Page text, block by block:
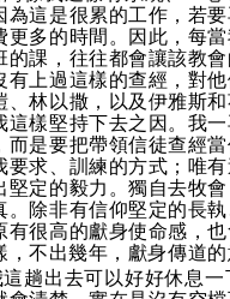
為這是很累的工作，若
更多的時間。因此，每
的課，往往都會讓該教
有上過這樣的查經，對
、林以撒，以及伊雅斯
這樣堅持下去之因。我
而是要把帶領信徒查經
要求、訓練的方式；唯
堅定的毅力。獨自去牧
。除非有信仰堅定的長
有很高的獻身使命感，
，不出幾年，獻身傳道的
趟出去可以好好休息